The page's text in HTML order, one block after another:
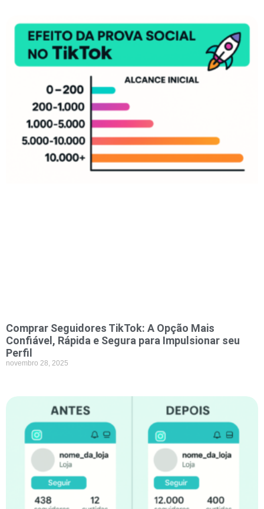
Comprar Seguidores TikTok: A Opção Mais
Confiável, Rápida e Segura para Impulsionar seu
Perfil
novembro 28, 2025